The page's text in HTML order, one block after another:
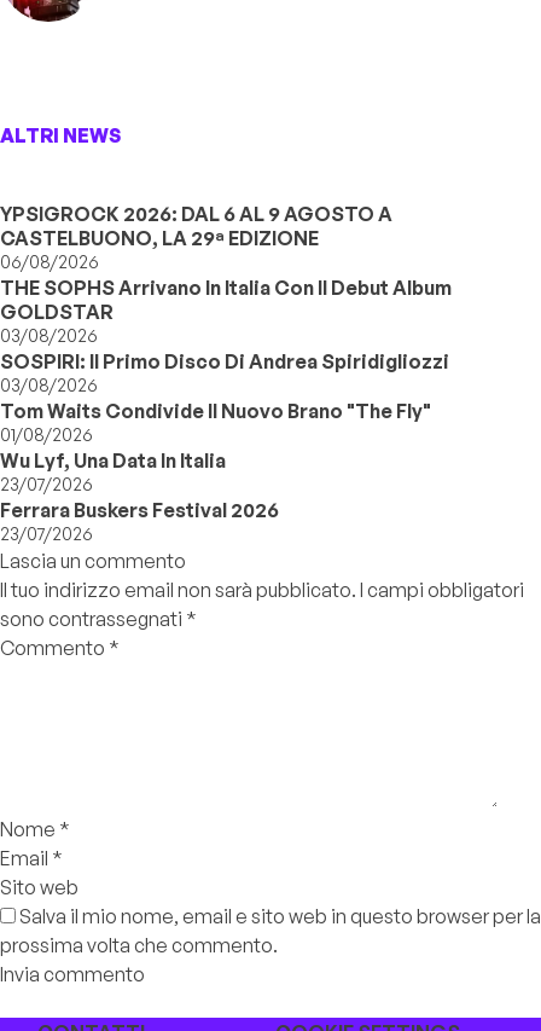
ALTRI NEWS
YPSIGROCK 2026: DAL 6 AL 9 AGOSTO A
CASTELBUONO, LA 29ª EDIZIONE
06/08/2026
THE SOPHS Arrivano In Italia Con Il Debut Album
GOLDSTAR
03/08/2026
SOSPIRI: Il Primo Disco Di Andrea Spiridigliozzi
03/08/2026
Tom Waits Condivide Il Nuovo Brano "The Fly"
01/08/2026
Wu Lyf, Una Data In Italia
23/07/2026
Ferrara Buskers Festival 2026
23/07/2026
Lascia un commento
Il tuo indirizzo email non sarà pubblicato. I campi obbligatori
sono contrassegnati *
Commento *
Nome *
Email *
Sito web
Salva il mio nome, email e sito web in questo browser per la
prossima volta che commento.